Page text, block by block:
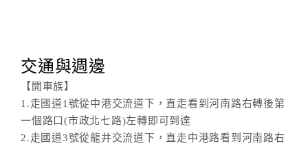
交通與週邊
【開車族】
1.走國道1號從中港交流道下，直走看到河南路右轉後第
一個路口(市政北七路)左轉即可到達
2.走國道3號從龍井交流道下，直走中港路看到河南路右